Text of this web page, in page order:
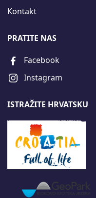
Kontakt
PRATITE NAS
Facebook
Instagram
ISTRAŽITE HRVATSKU